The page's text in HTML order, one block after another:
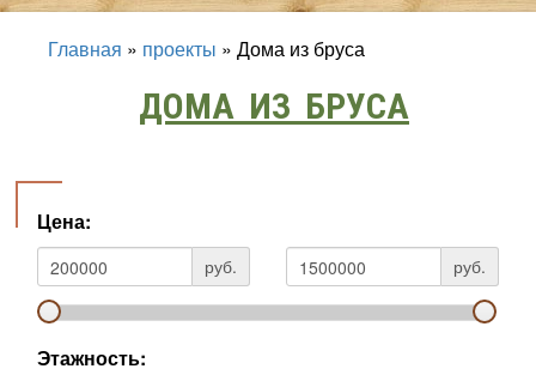
Главная » проекты » Дома из бруса
ДОМА ИЗ БРУСА
Цена:
руб. руб.
Этажность: